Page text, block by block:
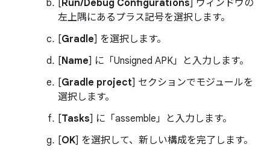
[Run/Debug Configurations] ウィンドウの
左上隅にあるプラス記号を選択します。
[Gradle] を選択します。
[Name] に「Unsigned APK」と入力します。
[Gradle project] セクションでモジュールを
選択します。
[Tasks] に「assemble」と入力します。
[OK] を選択して、新しい構成を完了します。